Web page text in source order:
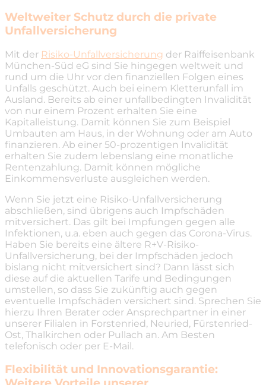
Weltweiter Schutz durch die private
Unfallversicherung
Mit der Risiko-Unfallversicherung der Raiffeisenbank
München-Süd eG sind Sie hingegen weltweit und
rund um die Uhr vor den finanziellen Folgen eines
Unfalls geschützt. Auch bei einem Kletterunfall im
Ausland. Bereits ab einer unfallbedingten Invalidität
von nur einem Prozent erhalten Sie eine
Kapitalleistung. Damit können Sie zum Beispiel
Umbauten am Haus, in der Wohnung oder am Auto
finanzieren. Ab einer 50-prozentigen Invalidität
erhalten Sie zudem lebenslang eine monatliche
Rentenzahlung. Damit können mögliche
Einkommensverluste ausgleichen werden.
Wenn Sie jetzt eine Risiko-Unfallversicherung
abschließen, sind übrigens auch Impfschäden
mitversichert. Das gilt bei Impfungen gegen alle
Infektionen, u.a. eben auch gegen das Corona-Virus.
Haben Sie bereits eine ältere R+V-Risiko-
Unfallversicherung, bei der Impfschäden jedoch
bislang nicht mitversichert sind? Dann lässt sich
diese auf die aktuellen Tarife und Bedingungen
umstellen, so dass Sie zukünftig auch gegen
eventuelle Impfschäden versichert sind. Sprechen Sie
hierzu Ihren Berater oder Ansprechpartner in einer
unserer Filialen in Forstenried, Neuried, Fürstenried-
Ost, Thalkirchen oder Pullach an. Am Besten
telefonisch oder per E-Mail.
Flexibilität und Innovationsgarantie: